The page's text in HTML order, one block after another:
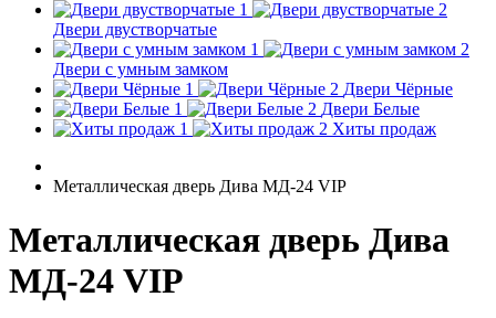
Двери двустворчатые
Двери с умным замком
Двери Чёрные
Двери Белые
Хиты продаж
Металлическая дверь Дива МД-24 VIP
Металлическая дверь Дива
МД-24 VIP